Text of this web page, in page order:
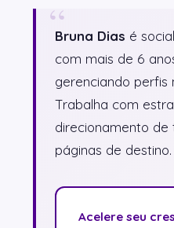
Bruna Dias é
com mais de 6
gerenciando perfis
Trabalha com
direcionamento
páginas de destino.
Acelere seu